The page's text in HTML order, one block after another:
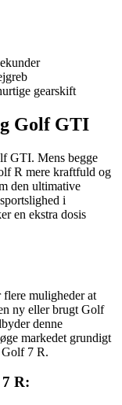
gearskift
Golf GTI
GTI. Mens begge
R mere kraftfuld og
den ultimative
i
en ekstra dosis
muligheder at
ny eller brugt Golf
denne
markedet grundigt
7 R.
R: